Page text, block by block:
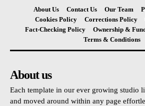
About Us Contact Us Our Team
Cookies Policy
Corrections Policy
Fact-Checking Policy
Ownership &
Terms & Conditions
About us
Each template in our ever growing studio
and moved around within any page